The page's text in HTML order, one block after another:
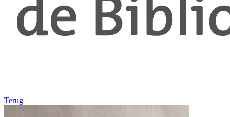
Terug